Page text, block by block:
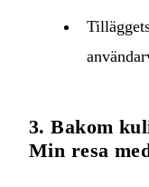
3. Bakom
Min resa